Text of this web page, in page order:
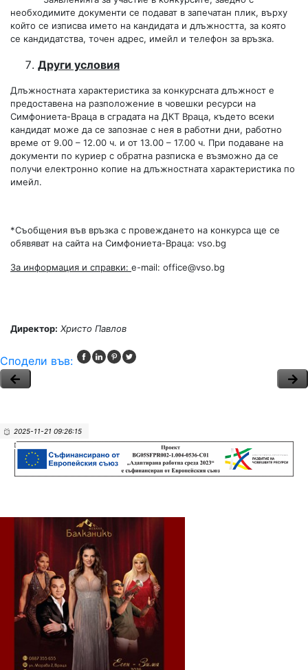
необходимите документи се подават в запечатан плик, върху
който се изписва името на кандидата и длъжността, за която
се кандидатства, точен адрес, имейл и телефон за връзка.
Други условия
Длъжностната характеристика за конкурсната длъжност е
предоставена на разположение в човешки ресурси на
Симфониета-Враца в сградата на ДКТ Враца, където всеки
кандидат може да се запознае с нея в работни дни, работно
време от 9.00 – 12.00 ч. и от 13.00 – 17.00 ч. При подаване на
документи по куриер с обратна разписка е възможно да се
получи електронно копие на длъжностната характеристика по
имейл.
*Съобщения във връзка с провеждането на конкурса ще се
обявяват на сайта на Симфониета-Враца: vso.bg
За информация и справки: e-mail: office@vso.bg
Директор: Христо Павлов
Сподели във:
2025-11-21 09:26:15